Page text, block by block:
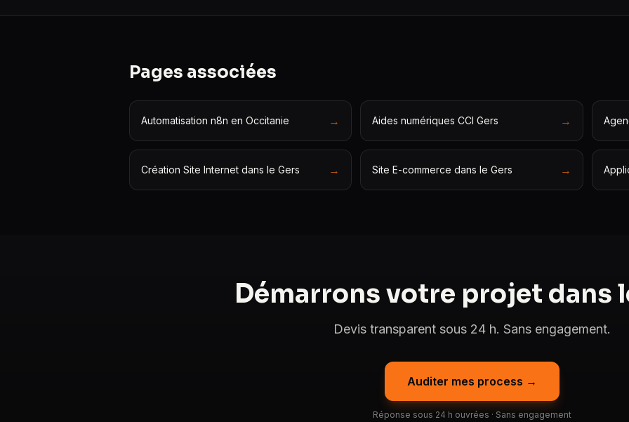
Pages associées
Automatisation n8n en Occitanie → Aides numériques CCI Gers →
Création Site Internet dans le Gers → Site E-commerce dans le Gers →
Démarrons votre projet dans
Devis transparent sous 24 h. Sans engagement.
Auditer mes process →
Réponse sous 24 h ouvrées · Sans engagement